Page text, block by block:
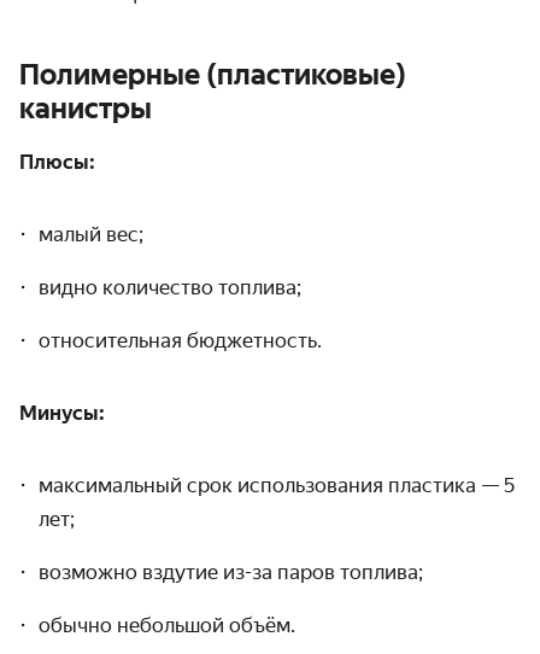
Полимерные (пластиковые)
канистры
Плюсы:
малый вес;
видно количество топлива;
относительная бюджетность.
Минусы:
максимальный срок использования пластика — 5
лет;
возможно вздутие из-за паров топлива;
обычно небольшой объём.